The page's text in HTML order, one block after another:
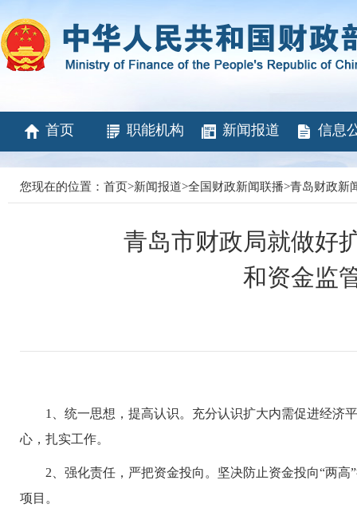
首页 职能机构 新闻报道 信息
您现在的位置： 首页>新闻报道>全国财政新闻联播>青岛财政新
青岛市财政局就做好
和资金监
1 、统一思想，提高认识。 充分认识扩大内需促进经济
心，扎实工作。
2 、强化责任，严把资金投向。 坚决防止资金投向“两
项目。